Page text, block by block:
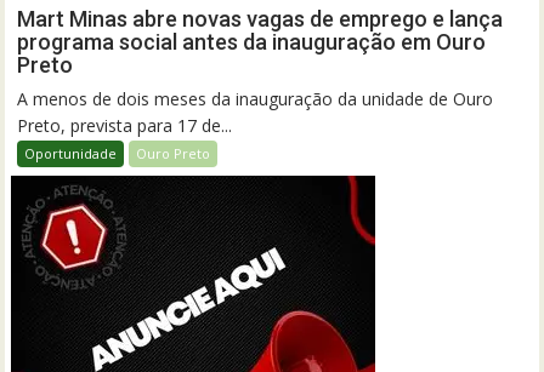
Mart Minas abre novas vagas de emprego e lança
programa social antes da inauguração em Ouro
Preto
A menos de dois meses da inauguração da unidade de Ouro
Preto, prevista para 17 de...
Oportunidade Ouro Preto